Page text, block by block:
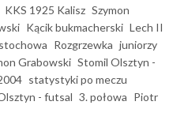
KKS 1925 Kalisz Szymon
Kącik bukmacherski Lech II
Rozgrzewka juniorzy
Grabowski Stomil Olsztyn -
statystyki po meczu
- futsal 3. połowa Piotr